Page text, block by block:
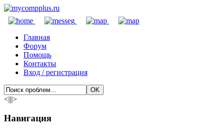
Главная
Форум
Помощь
Контакты
Вход / регистрация
<|||>
Навигация